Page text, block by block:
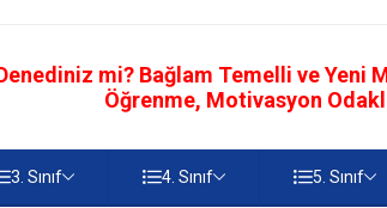
mi? Bağlam Temelli ve Yeni
Öğrenme, Motivasyon
3. Sınıf 4. Sınıf 5. Sınıf